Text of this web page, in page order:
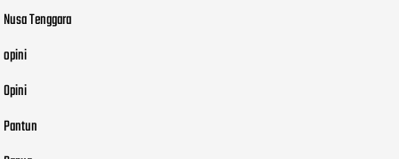
Nusa Tenggara
opini
Opini
Pantun